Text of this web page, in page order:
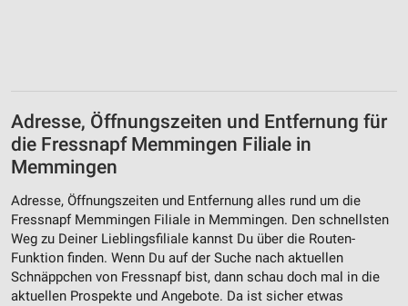
Adresse, Öffnungszeiten und Entfernung für
die Fressnapf Memmingen Filiale in
Memmingen
Adresse, Öffnungszeiten und Entfernung alles rund um die
Fressnapf Memmingen Filiale in Memmingen. Den schnellsten
Weg zu Deiner Lieblingsfiliale kannst Du über die Routen-
Funktion finden. Wenn Du auf der Suche nach aktuellen
Schnäppchen von Fressnapf bist, dann schau doch mal in die
aktuellen Prospekte und Angebote. Da ist sicher etwas